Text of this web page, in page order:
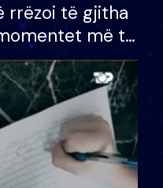
rrëzoi të gjitha
më të
BB VIP: Do më
kur…